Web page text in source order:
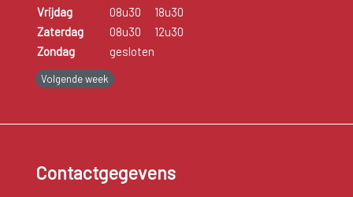
Vrijdag
08u30
18u30
Zaterdag
08u30
12u30
Zondag
gesloten
Volgende week
Contactgegevens